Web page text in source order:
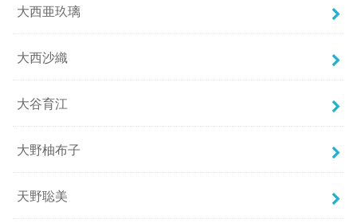
大西亜玖璃
大西沙織
大谷育江
大野柚布子
天野聡美